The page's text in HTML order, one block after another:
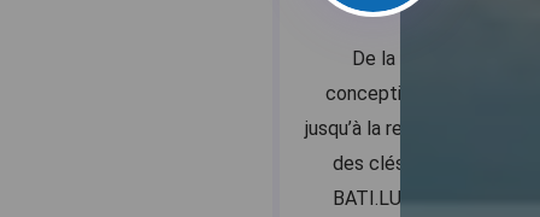
De la
conception
jusqu’à la remise
des clés :
BATI.LUX